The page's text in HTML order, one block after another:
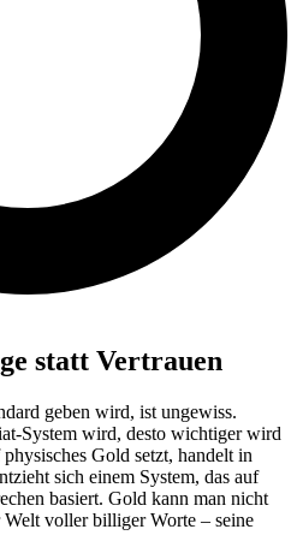
statt Vertrauen
geben wird, ist ungewiss.
System wird, desto wichtiger wird
Gold setzt, handelt in
sich einem System, das auf
basiert. Gold kann man nicht
voller billiger Worte – seine